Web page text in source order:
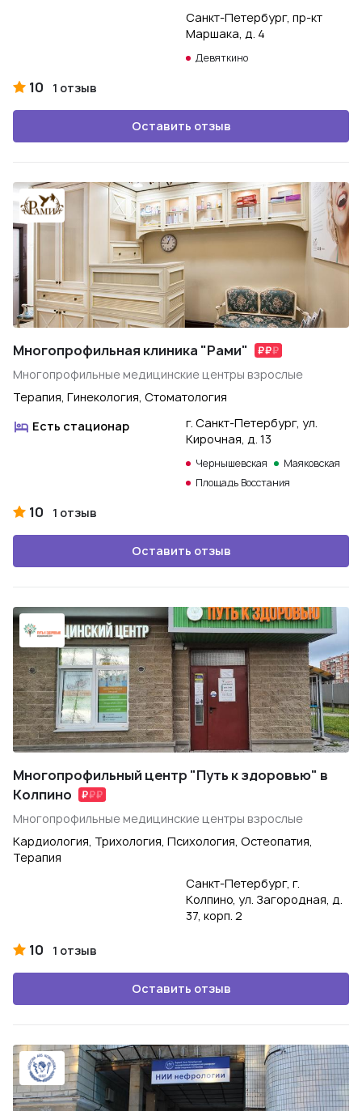
Санкт-Петербург, пр-кт
Маршака, д. 4
Девяткино
10 1 отзыв
Оставить отзыв
Многопрофильная клиника "Рами"
Многопрофильные медицинские центры взрослые
Терапия, Гинекология, Стоматология
Есть стационар
г. Санкт-Петербург, ул.
Кирочная, д. 13
Чернышевская
Маяковская
Площадь Восстания
10 1 отзыв
Оставить отзыв
Многопрофильный центр "Путь к здоровью" в
Колпино
Многопрофильные медицинские центры взрослые
Кардиология, Трихология, Психология, Остеопатия,
Терапия
Санкт-Петербург, г.
Колпино, ул. Загородная, д.
37, корп. 2
10 1 отзыв
Оставить отзыв